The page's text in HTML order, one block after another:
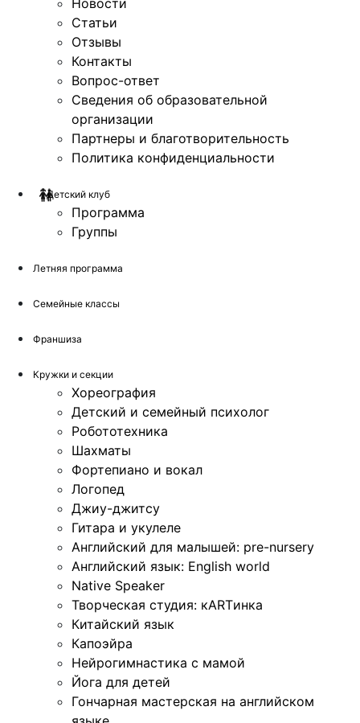
Новости
Статьи
Отзывы
Контакты
Вопрос-ответ
Сведения об образовательной
организации
Партнеры и благотворительность
Политика конфиденциальности
Детский клуб
Программа
Группы
Летняя программа
Семейные классы
Франшиза
Кружки и секции
Хореография
Детский и семейный психолог
Робототехника
Шахматы
Фортепиано и вокал
Логопед
Джиу-джитсу
Гитара и укулеле
Английский для малышей: pre-nursery
Английский язык: English world
Native Speaker
Творческая студия: кARTинка
Китайский язык
Капоэйра
Нейрогимнастика с мамой
Йога для детей
Гончарная мастерская на английском